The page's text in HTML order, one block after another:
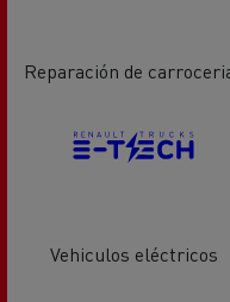
Reparación de
Vehiculos eléctricos